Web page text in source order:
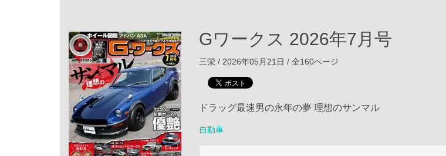
Gワークス 2026年7月号
三栄 / 2026年05月21日 / 全160ページ
ドラッグ最速男の永年の夢 理想のサンマル
自動車